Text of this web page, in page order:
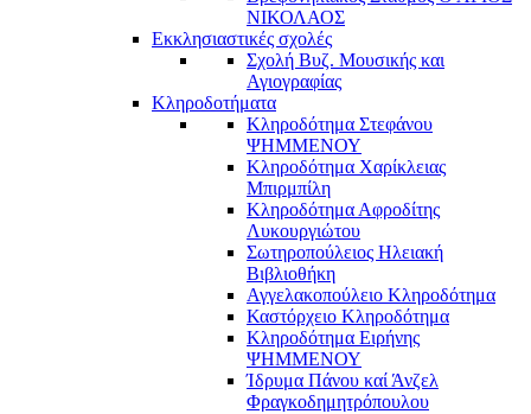
ΝΙΚΟΛΑΟΣ
Εκκλησιαστικές σχολές
Σχολή Βυζ. Μουσικής και
Αγιογραφίας
Κληροδοτήματα
Κληροδότημα Στεφάνου
ΨΗΜΜΕΝΟΥ
Κληροδότημα Χαρίκλειας
Μπιρμπίλη
Κληροδότημα Αφροδίτης
Λυκουργιώτου
Σωτηροπούλειος Ηλειακή
Βιβλιοθήκη
Αγγελακοπούλειο Κληροδότημα
Καστόρχειο Κληροδότημα
Κληροδότημα Ειρήνης
ΨΗΜΜΕΝΟΥ
Ίδρυμα Πάνου καί Άνζελ
Φραγκοδημητρόπουλου